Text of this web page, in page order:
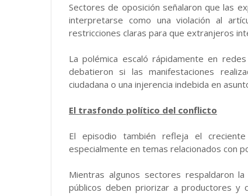
Sectores de oposición señalaron que las
interpretarse como una violación al
restricciones claras para que extranjeros
La polémica escaló rápidamente en
debatieron si las manifestaciones
ciudadana o una injerencia indebida en
El trasfondo político del conflicto
El episodio también refleja el
especialmente en temas relacionados con
Mientras algunos sectores respaldaron
públicos deben priorizar a productores y